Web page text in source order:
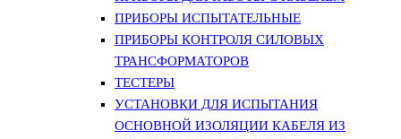
ПРИБОРЫ ИСПЫТАТЕЛЬНЫЕ
ПРИБОРЫ КОНТРОЛЯ СИЛОВЫХ
ТРАНСФОРМАТОРОВ
ТЕСТЕРЫ
УСТАНОВКИ ДЛЯ ИСПЫТАНИЯ
ОСНОВНОЙ ИЗОЛЯЦИИ КАБЕЛЯ ИЗ